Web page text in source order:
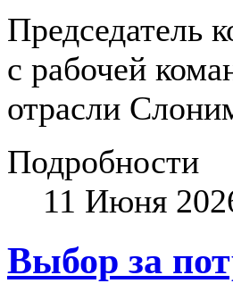
Председатель
с рабочей
отрасли
Подробности
11 Июня
Выбор за